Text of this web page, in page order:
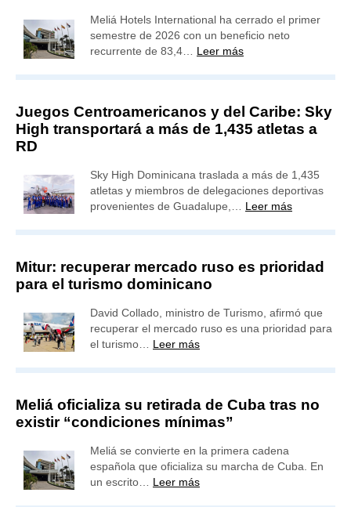
Meliá Hotels International ha cerrado el primer
semestre de 2026 con un beneficio neto
recurrente de 83,4… Leer más
Juegos Centroamericanos y del Caribe: Sky
High transportará a más de 1,435 atletas a
RD
Sky High Dominicana traslada a más de 1,435
atletas y miembros de delegaciones deportivas
provenientes de Guadalupe,… Leer más
Mitur: recuperar mercado ruso es prioridad
para el turismo dominicano
David Collado, ministro de Turismo, afirmó que
recuperar el mercado ruso es una prioridad para
el turismo… Leer más
Meliá oficializa su retirada de Cuba tras no
existir “condiciones mínimas”
Meliá se convierte en la primera cadena
española que oficializa su marcha de Cuba. En
un escrito… Leer más